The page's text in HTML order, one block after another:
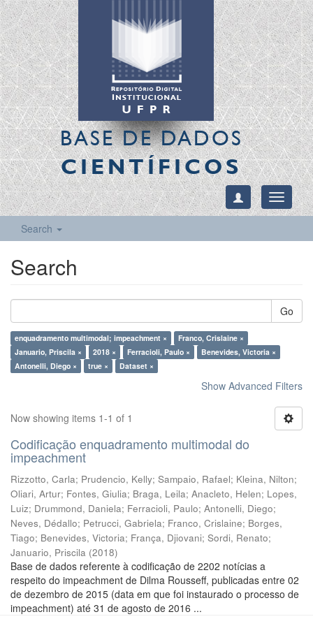
BASE DE DADOS
CIENTÍFICOS
Toggle
Search
Search
Go
enquadramento multimodal; impeachment ×
Franco, Crislaine ×
Januario, Priscila ×
2018 × Ferracioli, Paulo ×
Benevides, Victoria ×
Antonelli, Diego ×
true × Dataset ×
Show Advanced Filters
Now showing items 1-1 of 1
Codificação enquadramento multimodal do
impeachment
Rizzotto, Carla; Prudencio, Kelly; Sampaio, Rafael; Kleina, Nilton;
Oliari, Artur; Fontes, Giulia; Braga, Leila; Anacleto, Helen; Lopes,
Luiz; Drummond, Daniela; Ferracioli, Paulo; Antonelli, Diego;
Neves, Dédallo; Petrucci, Gabriela; Franco, Crislaine; Borges,
Tiago; Benevides, Victoria; França, Djiovani; Sordi, Renato;
Januario, Priscila (2018)
Base de dados referente à codificação de 2202 notícias a
respeito do impeachment de Dilma Rousseff, publicadas entre 02
de dezembro de 2015 (data em que foi instaurado o processo de
impeachment) até 31 de agosto de 2016 ...